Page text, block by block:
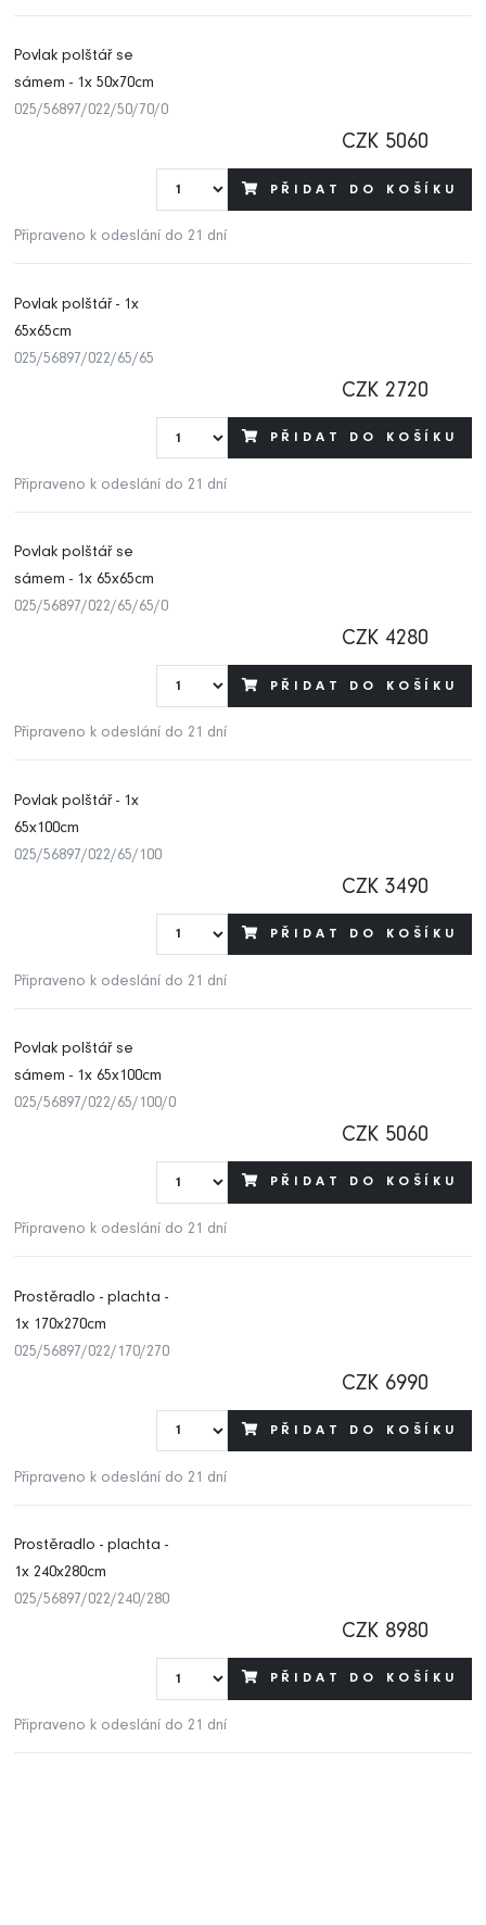
Povlak polštář se
sámem - 1x 50x70cm
025/56897/022/50/70/0
CZK 5060
PŘIDAT DO KOŠÍKU
Připraveno k odeslání do 21 dní
Povlak polštář - 1x
65x65cm
025/56897/022/65/65
CZK 2720
PŘIDAT DO KOŠÍKU
Připraveno k odeslání do 21 dní
Povlak polštář se
sámem - 1x 65x65cm
025/56897/022/65/65/0
CZK 4280
PŘIDAT DO KOŠÍKU
Připraveno k odeslání do 21 dní
Povlak polštář - 1x
65x100cm
025/56897/022/65/100
CZK 3490
PŘIDAT DO KOŠÍKU
Připraveno k odeslání do 21 dní
Povlak polštář se
sámem - 1x 65x100cm
025/56897/022/65/100/0
CZK 5060
PŘIDAT DO KOŠÍKU
Připraveno k odeslání do 21 dní
Prostěradlo - plachta -
1x 170x270cm
025/56897/022/170/270
CZK 6990
PŘIDAT DO KOŠÍKU
Připraveno k odeslání do 21 dní
Prostěradlo - plachta -
1x 240x280cm
025/56897/022/240/280
CZK 8980
PŘIDAT DO KOŠÍKU
Připraveno k odeslání do 21 dní